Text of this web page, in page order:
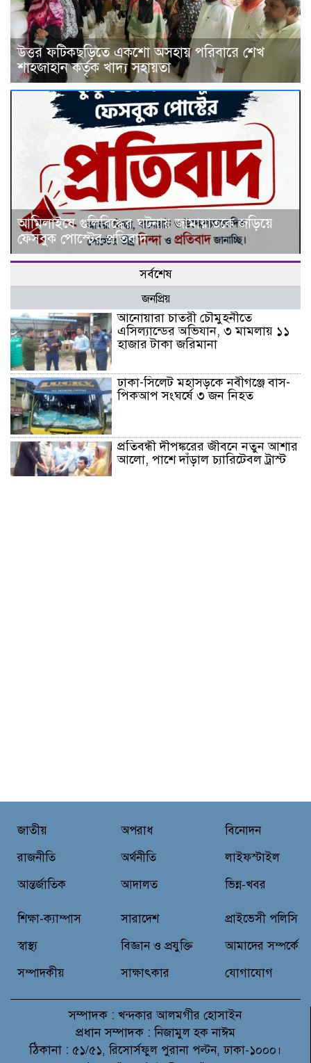
উত্তর ফটিকছড়িতে একশো অসহায় পরিবারে শেখ
শাহজাহান কর্তৃক খাদ্য সহায়তা
আমিলাইষে গুলিবিদ্ধের ঘটনায় জামায়াতকে জড়িয়ে
ফেসবুক পোস্টের প্রতিবাদ
সর্বশেষ
জনপ্রিয়
আনোয়ারা চাতরী চৌমুহনীতে
এসিল্যান্ডের অভিযান, ৩ মামলায় ১১
হাজার টাকা জরিমানা
ঢাকা-সিলেট মহাসড়কে নবীগঞ্জে বাস-
পিকআপ সংঘর্ষে ৩ জন নিহত
প্রতিবন্ধী দীপঙ্করের জীবনে নতুন আশার
আলো, পাশে দাঁড়াল চ্যারিটেবল ট্রাস্ট
নৃত্য, গান, কবিতায় রবীন্দ্রনাথ ঠাকুরের
বরুড়ায় আর্মি ছেলে পরিচয়ে নালিশী
নিষেধাজ্ঞা ভূমি বেদখলের চেষ্টা
আসামী সুশেনের বিরুদ্ধে
জাতীয়
রাজনীতি
আন্তর্জাতিক
অপরাধ
অর্থনীতি
আদালত
বিনোদন
লাইফস্টাইল
ভিন্ন-খবর
শিক্ষা-ক্যাম্পাস
স্বাস্থ্য
সম্পাদকীয়
সারাদেশ
বিজ্ঞান ও প্রযুক্তি
সাক্ষাৎকার
প্রাইভেসী পলিসি
আমাদের সম্পর্কে
যোগাযোগ
সম্পাদক : খন্দকার আলমগীর হোসাইন
প্রধান সম্পাদক : নিজামুল হক নাঈম
ঠিকানা : ৫১/৫১, রিসোর্সফুল পুরানা পল্টন, ঢাকা-১০০০।